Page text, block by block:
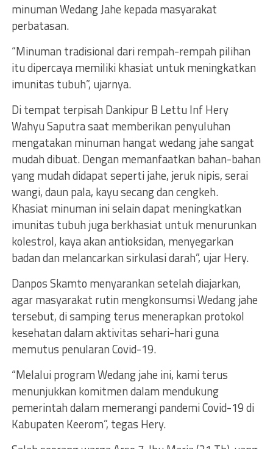
minuman Wedang Jahe kepada masyarakat
perbatasan.
“Minuman tradisional dari rempah-rempah pilihan
itu dipercaya memiliki khasiat untuk meningkatkan
imunitas tubuh”, ujarnya.
Di tempat terpisah Dankipur B Lettu Inf Hery
Wahyu Saputra saat memberikan penyuluhan
mengatakan minuman hangat wedang jahe sangat
mudah dibuat. Dengan memanfaatkan bahan-bahan
yang mudah didapat seperti jahe, jeruk nipis, serai
wangi, daun pala, kayu secang dan cengkeh.
Khasiat minuman ini selain dapat meningkatkan
imunitas tubuh juga berkhasiat untuk menurunkan
kolestrol, kaya akan antioksidan, menyegarkan
badan dan melancarkan sirkulasi darah”, ujar Hery.
Danpos Skamto menyarankan setelah diajarkan,
agar masyarakat rutin mengkonsumsi Wedang jahe
tersebut, di samping terus menerapkan protokol
kesehatan dalam aktivitas sehari-hari guna
memutus penularan Covid-19.
“Melalui program Wedang jahe ini, kami terus
menunjukkan komitmen dalam mendukung
pemerintah dalam memerangi pandemi Covid-19 di
Kabupaten Keerom”, tegas Hery.